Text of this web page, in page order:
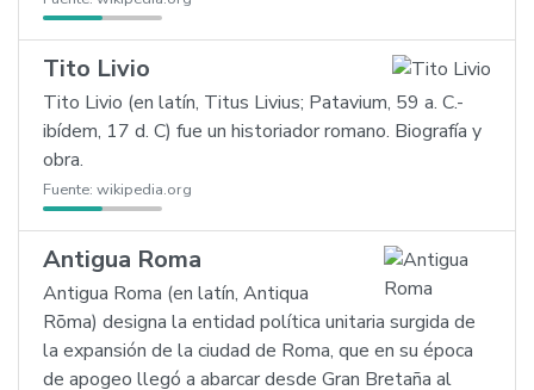
Tito Livio
Tito Livio (en latín, Titus Livius; Patavium, 59 a. C.-
ibídem, 17 d. C) fue un historiador romano. Biografía y
obra.
Fuente: wikipedia.org
Antigua Roma
Antigua Roma (en latín, Antiqua
Rōma) designa la entidad política unitaria surgida de
la expansión de la ciudad de Roma, que en su época
de apogeo llegó a abarcar desde Gran Bretaña al